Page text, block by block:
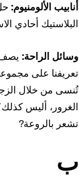
أنابيب الألومنيوم:
البلاستيك أحادي
وسائل الراحة: يصف
تعريفنا على
تُنسى من خلال
الغرور، أليس
تشعر بالروعة?
ب